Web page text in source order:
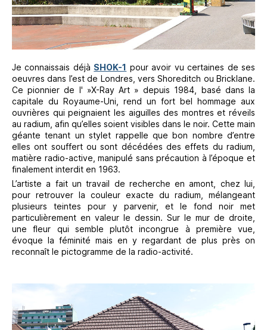
Je connaissais déjà SHOK-1 pour avoir vu certaines de ses
oeuvres dans l’est de Londres, vers Shoreditch ou Bricklane.
Ce pionnier de l' »X-Ray Art » depuis 1984, basé dans la
capitale du Royaume-Uni, rend un fort bel hommage aux
ouvrières qui peignaient les aiguilles des montres et réveils
au radium, afin qu’elles soient visibles dans le noir. Cette main
géante tenant un stylet rappelle que bon nombre d’entre
elles ont souffert ou sont décédées des effets du radium,
matière radio-active, manipulé sans précaution à l’époque et
finalement interdit en 1963.
L’artiste a fait un travail de recherche en amont, chez lui,
pour retrouver la couleur exacte du radium, mélangeant
plusieurs teintes pour y parvenir, et le fond noir met
particulièrement en valeur le dessin. Sur le mur de droite,
une fleur qui semble plutôt incongrue à première vue,
évoque la féminité mais en y regardant de plus près on
reconnaît le pictogramme de la radio-activité.